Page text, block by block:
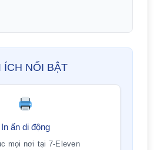
ÍCH NỔI BẬT
In ấn di động
mọi nơi tại 7-Eleven